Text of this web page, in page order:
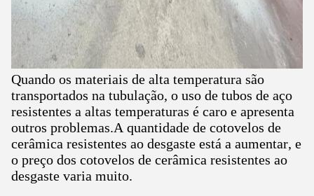
Quando os materiais de alta temperatura são
transportados na tubulação, o uso de tubos de aço
resistentes a altas temperaturas é caro e apresenta
outros problemas.A quantidade de cotovelos de
cerâmica resistentes ao desgaste está a aumentar, e
o preço dos cotovelos de cerâmica resistentes ao
desgaste varia muito.